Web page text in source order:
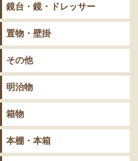
鏡台・鏡・ドレッサー
置物・壁掛
その他
明治物
箱物
本棚・本箱